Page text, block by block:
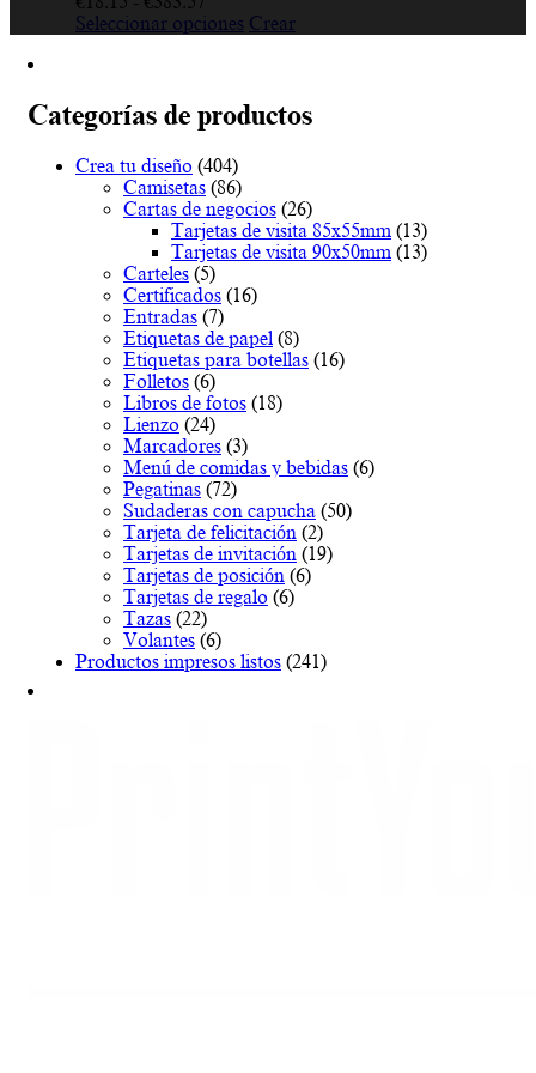
de
hasta
€383.57
Seleccionar opciones Este
variantes.
Las
elegir
en
la
de
Crear
Categorías de productos
Crea tu diseño (404)
Camisetas (86)
Cartas de negocios (26)
Tarjetas de visita 85x55mm (13)
Tarjetas de visita 90x50mm (13)
Carteles (5)
Certificados (16)
Entradas (7)
Etiquetas de papel (8)
Etiquetas para botellas (16)
Folletos (6)
Libros de fotos (18)
Lienzo (24)
Marcadores (3)
Menú de comidas y bebidas (6)
Pegatinas (72)
Sudaderas con capucha (50)
Tarjeta de felicitación (2)
Tarjetas de invitación (19)
Tarjetas de posición (6)
Tarjetas de regalo (6)
Tazas (22)
Volantes (6)
Productos impresos listos (241)